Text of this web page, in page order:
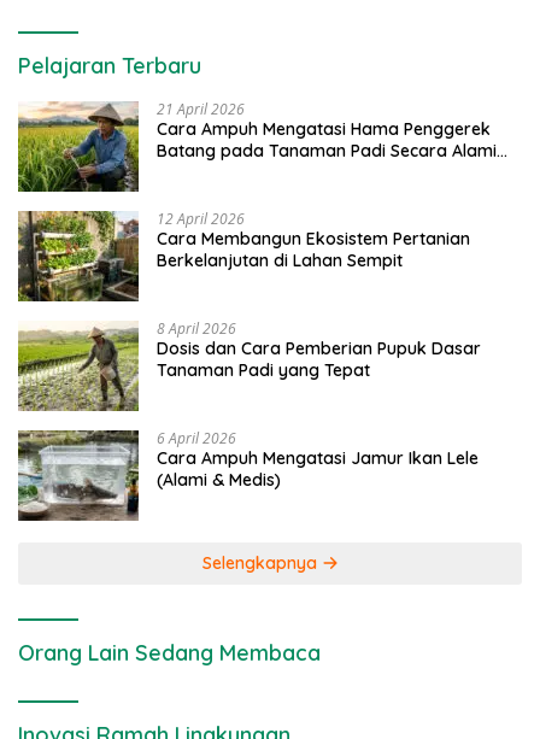
Pelajaran Terbaru
21 April 2026
Cara Ampuh Mengatasi Hama Penggerek
Batang pada Tanaman Padi Secara Alami
12 April 2026
Cara Membangun Ekosistem Pertanian
Berkelanjutan di Lahan Sempit
8 April 2026
Dosis dan Cara Pemberian Pupuk Dasar
Tanaman Padi yang Tepat
6 April 2026
Cara Ampuh Mengatasi Jamur Ikan Lele
(Alami & Medis)
Selengkapnya
Orang Lain Sedang Membaca